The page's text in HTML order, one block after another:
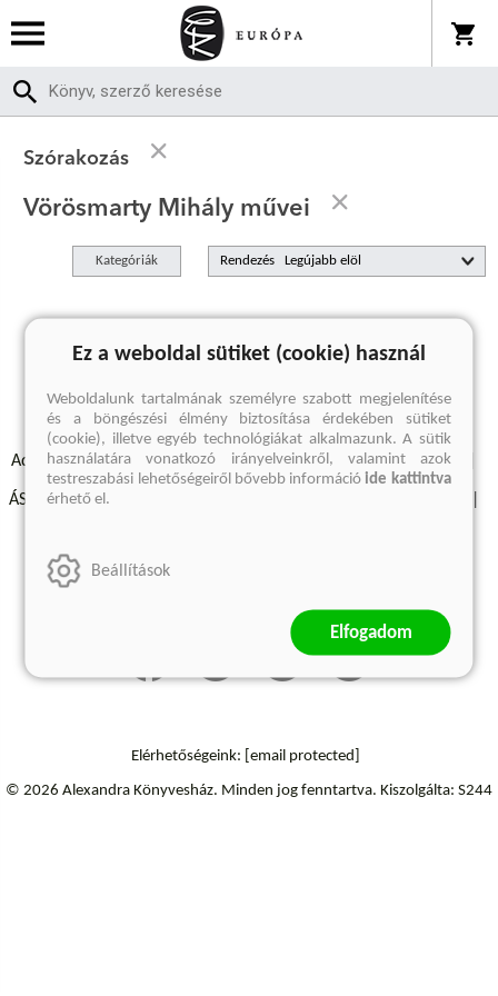
Szórakozás
Vörösmarty Mihály művei
Kategóriák Rendezés
A keresett kifejezésre nincs találat
Adatvédelmi szabályzatok Elállási felmondási nyilatkozat
ÁSZF - Vásárlási feltételek
Elérhetőségeink: [email protected]
© 2026 Alexandra Könyvesház. Minden jog fenntartva. Kiszolgálta: S244
Ez a weboldal sütiket (cookie) használ
Weboldalunk tartalmának személyre szabott megjelenítése
és a böngészési élmény biztosítása érdekében sütiket
(cookie), illetve egyéb technológiákat alkalmazunk. A sütik
használatára vonatkozó irányelveinkről, valamint azok
testreszabási lehetőségeiről bővebb információide kattintva
érhető el.
Beállítások
Elfogadom